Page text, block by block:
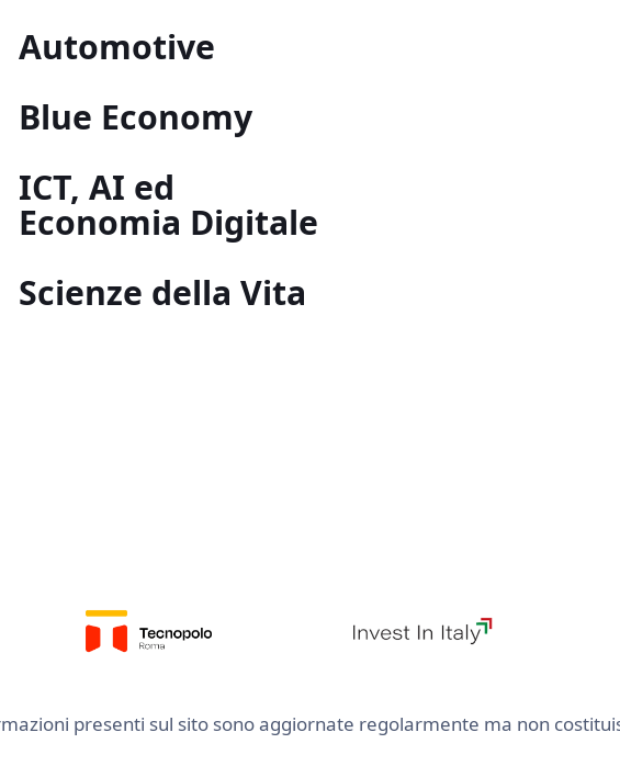
Automotive
Blue Economy
ICT, AI ed
Economia Digitale
Scienze della Vita
presenti sul sito sono aggiornate regolarmente ma non